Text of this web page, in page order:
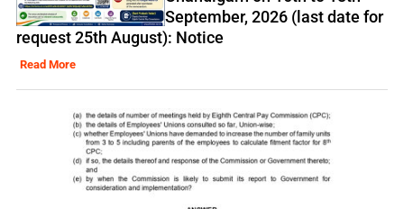
September, 2026 (last date for
request 25th August): Notice
Read More